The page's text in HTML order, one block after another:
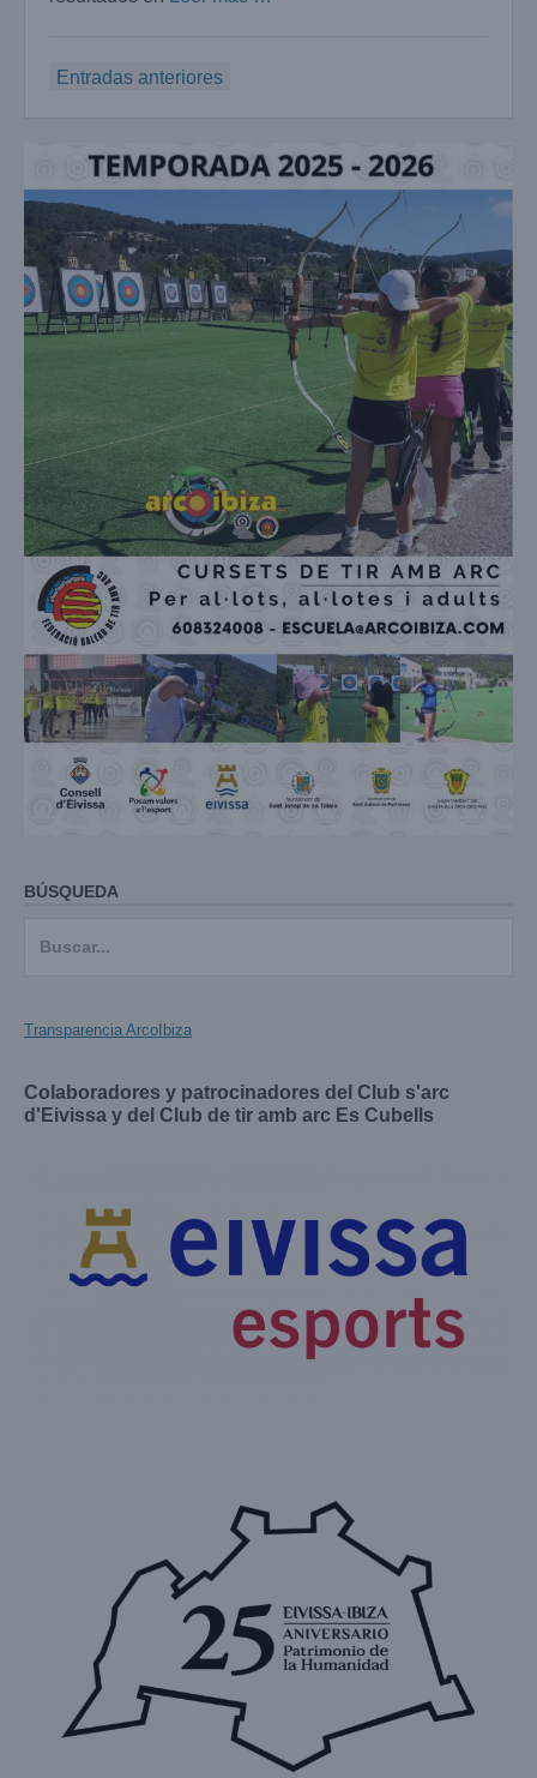
Navegación
Entradas anteriores
BÚSQUEDA
Transparencia ArcoIbiza
Colaboradores y patrocinadores del Club s'arc
d'Eivissa y del Club de tir amb arc Es Cubells